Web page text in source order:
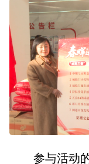
参与活动